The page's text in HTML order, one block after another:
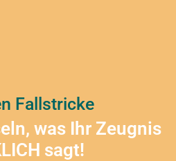
Fallstricke
was Ihr Zeugnis
sagt!